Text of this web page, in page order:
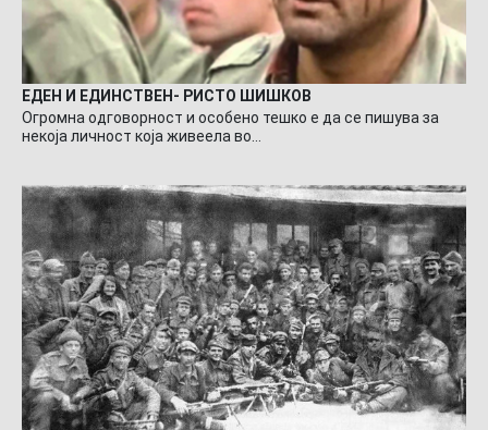
ЕДЕН И ЕДИНСТВЕН- РИСТО ШИШКОВ
Огромна одговорност и особено тешко е да се пишува за
некоја личност која живеела во…